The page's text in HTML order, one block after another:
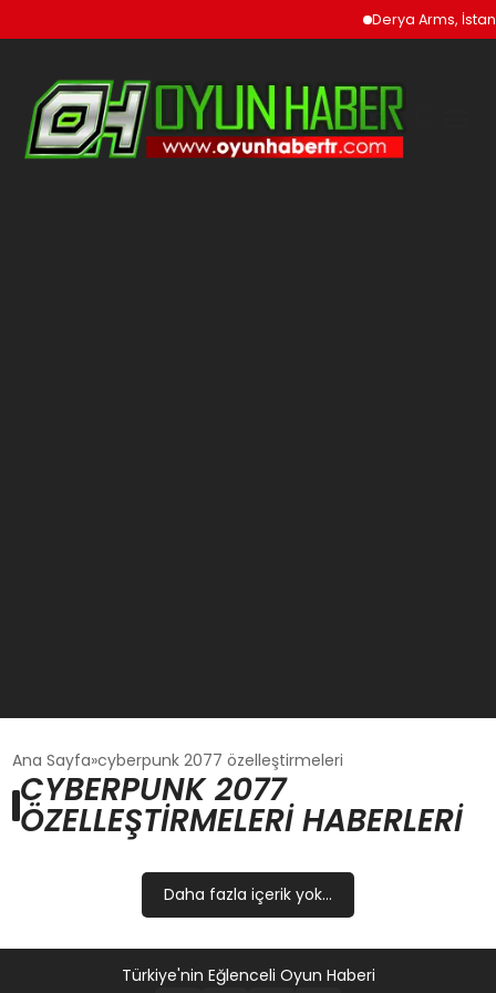
Derya Arms,
GÜNCEL
OYUN HABERLERI
EĞITIM
Ana Sayfa cyberpunk 2077 özelleştirmeleri
CYBERPUNK 2077
ÖZELLEŞTIRMELERI HABERLERI
Daha fazla içerik yok...
Türkiye'nin Eğlenceli Oyun Haberi